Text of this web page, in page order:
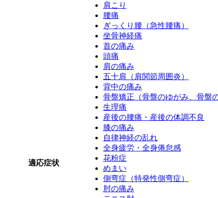
適応症状
肩こり
腰痛
ぎっくり腰（急性腰痛）
坐骨神経痛
首の痛み
頭痛
肩の痛み
五十肩（肩関節周囲炎）
背中の痛み
骨盤矯正（骨盤のゆがみ、骨盤
生理痛
産後の腰痛・産後の体調不良
膝の痛み
自律神経の乱れ
全身疲労・全身倦怠感
花粉症
めまい
側弯症（特発性側弯症）
肘の痛み